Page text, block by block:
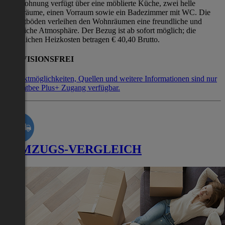
Die Wohnung verfügt über eine möblierte Küche, zwei helle
Wohnräume, einen Vorraum sowie ein Badezimmer mit WC. Die
Parkettböden verleihen den Wohnräumen eine freundliche und
wohnliche Atmosphäre. Der Bezug ist ab sofort möglich; die
monatlichen Heizkosten betragen € 40,40 Brutto.
PROVISIONSFREI
Kontaktmöglichkeiten, Quellen und weitere Informationen sind nur
mit Flatbee Plus+ Zugang verfügbar.
UMZUGS-VERGLEICH